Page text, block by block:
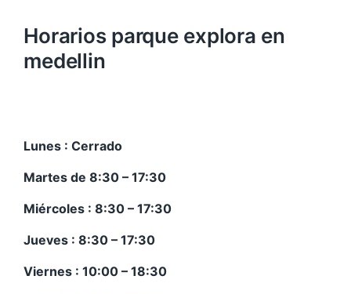
Horarios parque explora en
medellin
Lunes : Cerrado
Martes de 8:30 – 17:30
Miércoles : 8:30 – 17:30
Jueves : 8:30 – 17:30
Viernes : 10:00 – 18:30